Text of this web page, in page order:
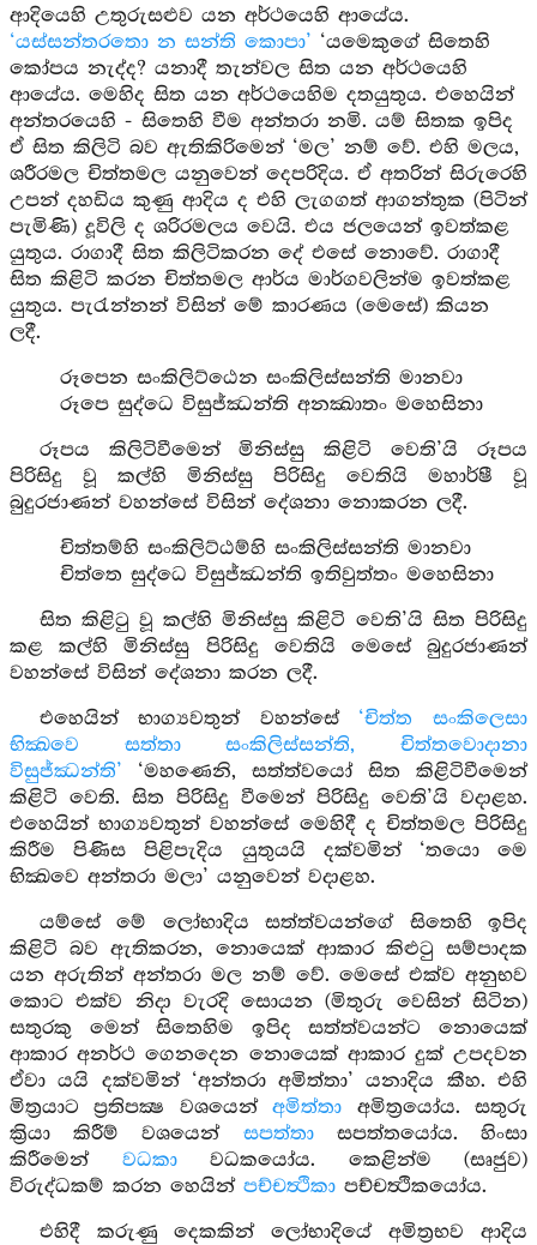
ආදියෙහි උතුරුසළුව යන අර්ථයෙහි ආයේය.
‘යස්සන්තරතො න සන්ති කොපා’ ‘යමෙකුගේ සිතෙහි
කෝපය නැද්ද? යනාදී තැන්වල සිත යන අර්ථයෙහි
ආයේය. මෙහිද සිත යන අර්ථයෙහිම දතයුතුය. එහෙයින්
අන්තරයෙහි - සිතෙහි වීම අන්තරා නමි. යම් සිතක ඉපිද
ඒ සිත කිලිටි බව ඇතිකිරිමෙන් ‘මල’ නම් වේ. එහි මලය,
ශරීරමල චිත්තමල යනුවෙන් දෙපරිදිය. ඒ අතරින් සිරුරෙහි
උපන් දහඩිය කුණු ආදිය ද එහි ලැගගත් ආගන්තුක (පිටින්
පැමිණි) දූවිලි ද ශරිරමලය වෙයි. එය ජලයෙන් ඉවත්කළ
යුතුය. රාගාදී සිත කිලිටිකරන දේ එසේ නොවේ. රාගාදී
සිත කිළිටි කරන චිත්තමල ආර්ය මාර්ගවලින්ම ඉවත්කළ
යුතුය. පැරැන්නන් විසින් මේ කාරණය (මෙසේ) කියන
ලදී.
රූපෙන සංකිලිට්ඨෙන සංකිලිස්සන්ති මානවා
රූපෙ සුද්ධෙ විසුජ්ඣන්ති අනක්‍ඛාතං මහෙසිනා
රූපය කිලිටිවීමෙන් මිනිස්සු කිළිටි වෙති’යි රූපය
පිරිසිදු වූ කල්හි මිනිස්සු පිරිසිදු වෙතියි මහාර්ෂී වූ
බුදුරජාණන් වහන්සේ විසින් දේශනා නොකරන ලදී.
චිත්තම්හි සංකිලිට්ඨම්හි සංකිලිස්සන්ති මානවා
චිත්තෙ සුද්ධෙ විසුජ්ඣන්ති ඉතිවුත්තං මහෙසිනා
සිත කිළිටු වූ කල්හි මිනිස්සු කිළිටි වෙති’යි සිත පිරිසිදු
කළ කල්හි මිනිස්සු පිරිසිදු වෙතියි මෙසේ බුදුරජාණන්
වහන්සේ විසින් දේශනා කරන ලදී.
එහෙයින් භාග්‍යවතුන් වහන්සේ ‘චිත්ත සංකිලෙසා
භික්‍ඛවෙ සත්තා සංකිලිස්සන්ති, චිත්තවොදානා
විසුජ්ඣන්ති’ ‘මහණෙනි, සත්ත්වයෝ සිත කිළිටිවීමෙන්
කිළිටි වෙති. සිත පිරිසිදු වීමෙන් පිරිසිදු වෙති’යි වදාළහ.
එහෙයින් භාග්‍යවතුන් වහන්සේ මෙහිදී ද චිත්තමල පිරිසිදු
කිරීම පිණිස පිළිපැදිය යුතුයයි දක්වමින් ‘තයො මෙ
භික්‍ඛවෙ අන්තරා මලා’ යනුවෙන් වදාළහ.
යම්සේ මේ ලෝභාදිය සත්ත්වයන්ගේ සිතෙහි ඉපිද
කිළිටි බව ඇතිකරන, නොයෙක් ආකාර කිළුටු සම්පාදක
යන අරුතින් අන්තරා මල නම් වේ. මෙසේ එක්ව අනුභව
කොට එක්ව නිදා වැරදි සොයන (මිතුරු වෙසින් සිටින)
සතුරකු මෙන් සිතෙහිම ඉපිද සත්ත්වයන්ට නොයෙක්
ආකාර අනර්ථ ගෙනදෙන නොයෙක් ආකාර දුක් උපදවන
ඒවා යයි දක්වමින් ‘අන්තරා අමිත්තා’ යනාදිය කීහ. එහි
මිත්‍රයාට ප්‍රතිපක්‍ෂ වශයෙන්අමිත්තා අමිත්‍රයෝය. සතුරු
ක්‍රියා කිරීම් වශයෙන් සපත්තාසපත්තයෝය. හිංසා
කිරීමෙන් වධකාවධකයෝය. කෙළින්ම (සෘජුව)
විරුද්ධකම් කරන හෙයින් පච්චත්‍ථිකා පච්චත්‍ථිකයෝය.
එහිදී කරුණු දෙකකින් ලෝභාදියේ අමිත්‍රභව ආදිය